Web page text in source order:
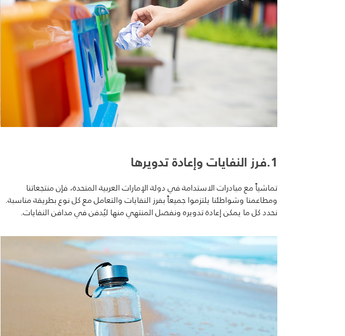
1.فرز النفايات وإعادة تدويرها
تماشياً مع مبادرات الاستدامة في دولة الإمارات العربية المتحدة، فإن منتجعاتنا
ومطاعمنا وشواطئنا يلتزموا جميعاًبفرز النفايات والتعامل مع كل نوع بطريقة مناسبة.
نحدد كل ما يمكن إعادة تدويره ونفصل المنتهي منها ليُدفن في مدافن النفايات.